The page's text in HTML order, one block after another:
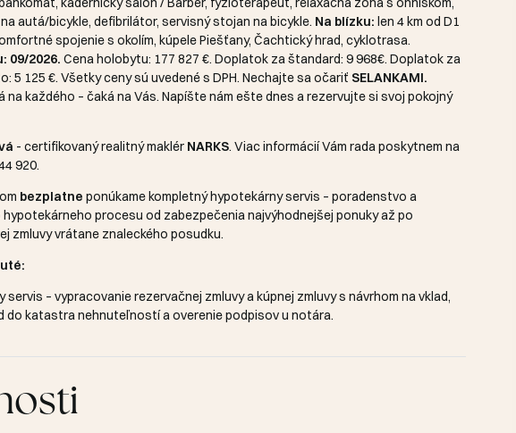
autá/bicykle, defibrilátor, servisný stojan na bicykle. Na blízku: len 4 km od D1
spojenie s okolím, kúpele Piešťany, Čachtický hrad, cyklotrasa.
09/2026.Cena holobytu: 177 827 €. Doplatok za štandard: 9 968€. Doplatok za
5 125 €. Všetky ceny sú uvedené s DPH. Nechajte sa očariť SELANKAMI.
na každého – čaká na Vás. Napíšte nám ešte dnes a rezervujte si svoj pokojný
- certifikovaný realitný maklér NARKS. Viac informácií Vám rada poskytnem na
920.
bezplatne ponúkame kompletný hypotekárny servis – poradenstvo a
procesu od zabezpečenia najvýhodnejšej ponuky až po
zmluvy vrátane znaleckého posudku.
servis – vypracovanie rezervačnej zmluvy a kúpnej zmluvy s návrhom na vklad,
do katastra nehnuteľností a overenie podpisov u notára.